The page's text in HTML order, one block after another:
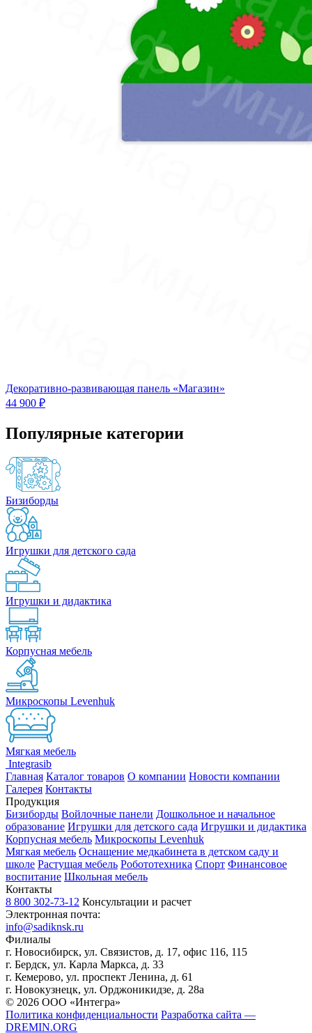
Декоративно-развивающая панель «Магазин»
44 900 ₽
Популярные категории
Бизиборды
Игрушки для детского сада
Игрушки и дидактика
Корпусная мебель
Микроскопы Levenhuk
Мягкая мебель
Integrasib
Главная Каталог товаров О компании Новости компании
Галерея Контакты
Продукция
Бизиборды Войлочные панели Дошкольное и начальное
образование Игрушки для детского сада Игрушки и дидактика
Корпусная мебель Микроскопы Levenhuk
Мягкая мебель Оснащение медкабинета в детском саду и
школе Растущая мебель Робототехника Спорт Финансовое
воспитание Школьная мебель
Контакты
8 800 302-73-12 Консультации и расчет
Электронная почта:
info@sadiknsk.ru
Филиалы
г. Новосибирск, ул. Связистов, д. 17, офис 116, 115
г. Бердск, ул. Карла Маркса, д. 33
г. Кемерово, ул. проспект Ленина, д. 61
г. Новокузнецк, ул. ​Орджоникидзе, д. 28а
© 2026 ООО «Интегра»
Политика конфиденциальности Разработка сайта —
DREMIN.ORG